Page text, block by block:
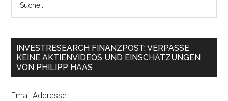
INVESTRESEARCH FINANZPOST: VERPASSE
KEINE AKTIENVIDEOS UND EINSCHÄTZUNGEN
VON PHILIPP HAAS
Email Addresse: